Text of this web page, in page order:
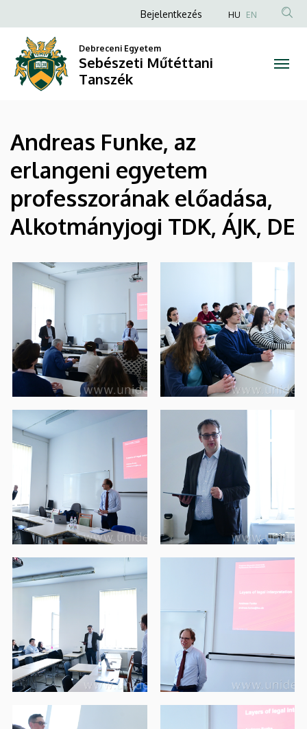
Sebészeti
Műtéttani
Tanszék
a
tartalomra
Anonim
fiók
menüje
Bejelentkezés HU EN
Debreceni Egyetem
Sebészeti Műtéttani
Tanszék
Andreas Funke, az
erlangeni egyetem
professzorának előadása,
Alkotmányjogi TDK, ÁJK, DE